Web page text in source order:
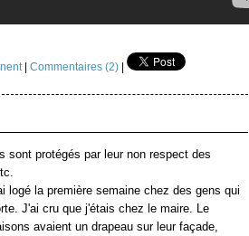
| Commentaires (2)|
protégés par leur non respect des
logé la première semaine chez des gens qui
J'ai cru que j'étais chez le maire. Le
avaient un drapeau sur leur façade,